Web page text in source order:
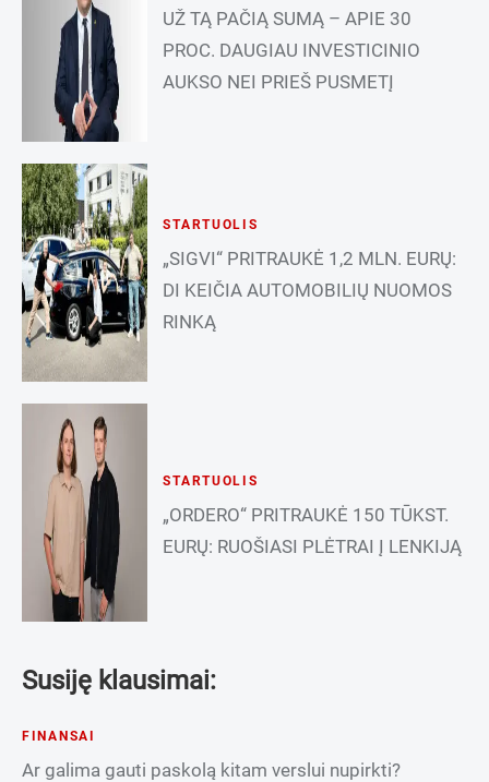
UŽ TĄ PAČIĄ SUMĄ – APIE 30
PROC. DAUGIAU INVESTICINIO
AUKSO NEI PRIEŠ PUSMETĮ
STARTUOLIS
„SIGVI“ PRITRAUKĖ 1,2 MLN. EURŲ:
DI KEIČIA AUTOMOBILIŲ NUOMOS
RINKĄ
STARTUOLIS
„ORDERO“ PRITRAUKĖ 150 TŪKST.
EURŲ: RUOŠIASI PLĖTRAI Į LENKIJĄ
Susiję klausimai:
FINANSAI
Ar galima gauti paskolą kitam verslui nupirkti?